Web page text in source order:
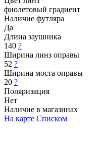
фиолетовый градиент
Наличие футляра
Да
Длина заушника
140 ?
Ширина линз оправы
52 ?
Ширина моста оправы
20 ?
Поляризация
Нет
Наличие в магазинах
На карте Списком